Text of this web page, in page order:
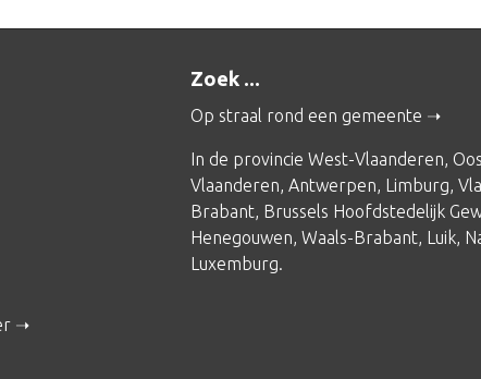
Zoek ...
Op straal rond een gemeente
In de provincie West-Vlaanderen,
Vlaanderen, Antwerpen, Limburg,
Brabant, Brussels Hoofdstedelijk
Henegouwen, Waals-Brabant, Luik,
Luxemburg.